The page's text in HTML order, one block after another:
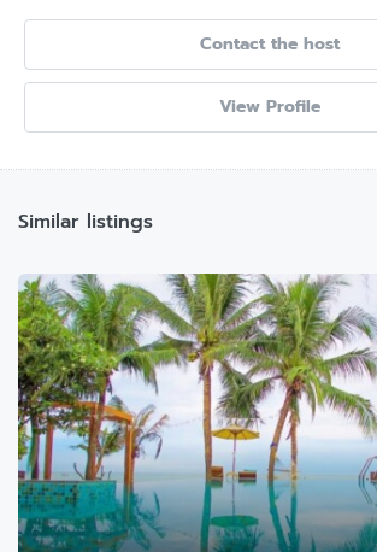
Contact the host
View Profile
Similar listings